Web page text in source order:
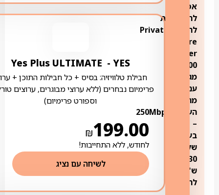
אפשרות
להצטרפות
לחבילת
Private
Future
Fiber
1000
מגה
עם
מהירות
העלאה
250Mbps
–
בעלות
של
130
ש"ח
לחודש
YES ‏- ‏ Yes Plus ULTIMATE
חבילת טלוויזיה: בסיס + כל חבילות התוכן +
פרימיום נבחרים (ללא ערוצי מבוגרים, ערוצים
וספורט פרימיום)
₪199.00
לחודש, ללא התחייבות!
לשיחה עם נציג